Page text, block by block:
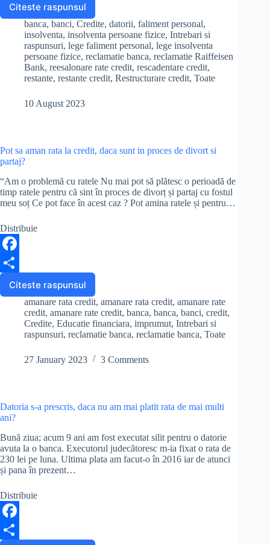
Citeste raspunsul
Pot
beneficia
de
legea
falimentului
personal,
daca
mai
rata
banca, banci, Credite, datorii, faliment personal,
insolventa, insolventa persoane fizice, Intrebari si
raspunsuri, lege faliment personal, lege insolventa
persoane fizice, reclamatie banca, reclamatie Raiffeisen
Bank, reesalonare rate credit, rescadentare credit,
restante, restante credit, Restructurare credit, Toate
10 August 2023
Pot sa aman rata la credit, daca sunt in proces de divort si
partaj?
“Am o problemă cu ratele Nu mai pot să plătesc o perioadă de
timp ratele pentru că sint în proces de divorț și partaj cu fostul
meu soț Ce pot face în acest caz ? Pot amina ratele și pentru…
Distribuie
F
Citeste raspunsul
Pot
sa
aman
rata
la
daca
de
partaj?
amanare rata credit, amanare rata credit, amanare rate
credit, amanare rate credit, banca, banca, banci, credit,
Credite, Educatie financiara, imprumut, Intrebari si
raspunsuri, reclamatie banca, reclamatie banca, Toate
27 January 2023 3 Comments
Datoria s-a prescris, daca nu am mai platit rata de mai multi
ani?
Bună ziua; acum 9 ani am fost executat silit pentru o datorie
avuta la o banca. Executorul judecătoresc m-ia fixat o rata de
230 lei pe luna. Ultima plata am facut-o în 2016 iar de atunci
și pana în prezent…
Distribuie
F